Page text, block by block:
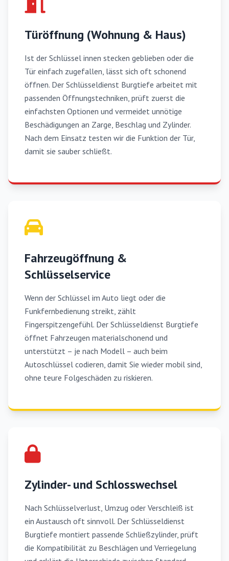
Türöffnung (Wohnung & Haus)
Ist der Schlüssel innen stecken geblieben oder die
Tür einfach zugefallen, lässt sich oft schonend
öffnen. Der Schlüsseldienst Burgtiefe arbeitet mit
passenden Öffnungstechniken, prüft zuerst die
einfachsten Optionen und vermeidet unnötige
Beschädigungen an Zarge, Beschlag und Zylinder.
Nach dem Einsatz testen wir die Funktion der Tür,
damit sie sauber schließt.
Fahrzeugöffnung &
Schlüsselservice
Wenn der Schlüssel im Auto liegt oder die
Funkfernbedienung streikt, zählt
Fingerspitzengefühl. Der Schlüsseldienst Burgtiefe
öffnet Fahrzeugen materialschonend und
unterstützt – je nach Modell – auch beim
Autoschlüssel codieren, damit Sie wieder mobil sind,
ohne teure Folgeschäden zu riskieren.
Zylinder- und Schlosswechsel
Nach Schlüsselverlust, Umzug oder Verschleiß ist
ein Austausch oft sinnvoll. Der Schlüsseldienst
Burgtiefe montiert passende Schließzylinder, prüft
die Kompatibilität zu Beschlägen und Verriegelung